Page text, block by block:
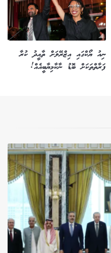
ނިއު ޔޯކްގައި އިޒްރޭލަށް ތާއީދު ކުރާ
ފަރާތްތަކަށް ބޮޑު ނާކާމިޔާބީއެއް!